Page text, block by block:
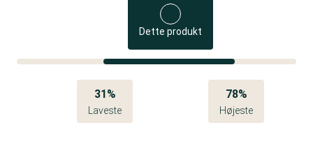
Dette produkt
31%
Laveste
78%
Højeste